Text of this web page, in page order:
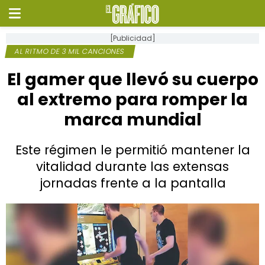
[Publicidad]
AL RITMO DE 3 MIL CANCIONES
El gamer que llevó su cuerpo
al extremo para romper la
marca mundial
Este régimen le permitió mantener la
vitalidad durante las extensas
jornadas frente a la pantalla